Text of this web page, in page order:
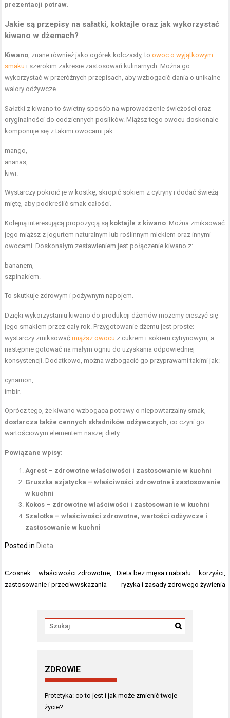
prezentacji potraw.
Jakie są przepisy na sałatki, koktajle oraz jak wykorzystać
kiwano w dżemach?
Kiwano, znane również jako ogórek kolczasty, toowoc o wyjątkowym
smaku i szerokim zakresie zastosowań kulinarnych. Można go
wykorzystać w przeróżnych przepisach, aby wzbogacić dania o unikalne
walory odżywcze.
Sałatki z kiwano to świetny sposób na wprowadzenie świeżości oraz
oryginalności do codziennych posiłków. Miąższ tego owocu doskonale
komponuje się z takimi owocami jak:
mango,
ananas,
kiwi.
Wystarczy pokroić je w kostkę, skropić sokiem z cytryny i dodać świeżą
miętę, aby podkreślić smak całości.
Kolejną interesującą propozycją są koktajle z kiwano. Można zmiksować
jego miąższ z jogurtem naturalnym lub roślinnym mlekiem oraz innymi
owocami. Doskonałym zestawieniem jest połączenie kiwano z:
bananem,
szpinakiem.
To skutkuje zdrowym i pożywnym napojem.
Dzięki wykorzystaniu kiwano do produkcji dżemów możemy cieszyć się
jego smakiem przez cały rok. Przygotowanie dżemu jest proste:
wystarczy zmiksowaćmiąższ owocu z cukrem i sokiem cytrynowym, a
następnie gotować na małym ogniu do uzyskania odpowiedniej
konsystencji. Dodatkowo, można wzbogacić go przyprawami takimi jak:
cynamon,
imbir.
Oprócz tego, że kiwano wzbogaca potrawy o niepowtarzalny smak,
dostarcza także cennych składników odżywczych, co czyni go
wartościowym elementem naszej diety.
Powiązane wpisy:
Agrest – zdrowotne właściwości i zastosowanie w kuchni
Gruszka azjatycka – właściwości zdrowotne i zastosowanie
w kuchni
Kokos – zdrowotne właściwości i zastosowanie w kuchni
Szalotka – właściwości zdrowotne, wartości odżywcze i
zastosowanie w kuchni
Posted in Dieta
Nawigacja
wpisu
Czosnek – właściwości zdrowotne,
zastosowanie i przeciwwskazania
Dieta bez mięsa i nabiału – korzyści,
ryzyka i zasady zdrowego żywienia
ZDROWIE
Protetyka: co to jest i jak może zmienić twoje
życie?